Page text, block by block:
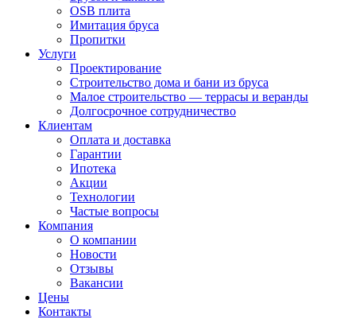
OSB плита
Имитация бруса
Пропитки
Услуги
Проектирование
Строительство дома и бани из бруса
Малое строительство — террасы и веранды
Долгосрочное сотрудничество
Клиентам
Оплата и доставка
Гарантии
Ипотека
Акции
Технологии
Частые вопросы
Компания
О компании
Новости
Отзывы
Вакансии
Цены
Контакты